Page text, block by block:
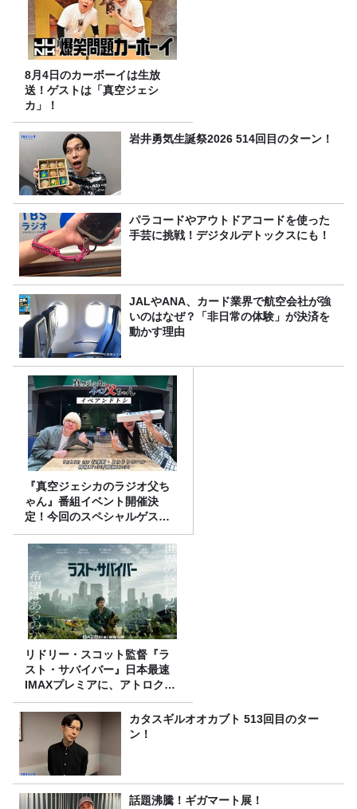
8月4日のカーボーイは生放
送！ゲストは「真空ジェシ
カ」！
岩井勇気生誕祭2026 514回目のターン！
パラコードやアウトドアコードを使った
手芸に挑戦！デジタルデトックスにも！
JALやANA、カード業界で航空会社が強
いのはなぜ？「非日常の体験」が決済を
動かす理由
『真空ジェシカのラジオ父ち
ゃん』番組イベント開催決
定！今回のスペシャルゲスト
は、タカアンドトシ！
リドリー・スコット監督『ラ
スト・サバイバー』日本最速
IMAXプレミアに、アトロクリ
スナー60名をご招待！
カタスギルオオカブト 513回目のター
ン！
話題沸騰！ギガマート展！